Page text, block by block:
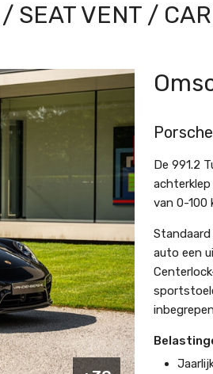
SEAT VENT /
De 991.2
van 0-100
auto een